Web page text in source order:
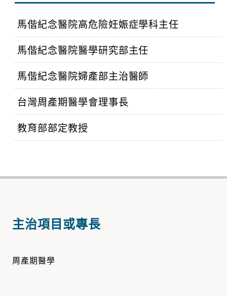
馬偕紀念醫院高危險妊娠症學科主任
馬偕紀念醫院醫學研究部主任
馬偕紀念醫院婦產部主治醫師
台灣周產期醫學會理事長
教育部部定教授
主治項目或專長
周產期醫學